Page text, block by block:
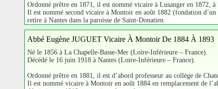
Ordonné prêtre en 1871, il est nommé vicaire à Lusanger en 1872,
Il est nommé second vicaire à Montoir en août 1882 (fondation
retire à Nantes dans la paroisse de Saint-Donatien
Abbé Eugène JUGUET Vicaire À Montoir De 1884 À 1893
Né le 1856 à La Chapelle-Basse-Mer (Loire-Inférieure – France).
Décédé le 16 juin 1918 à Nantes (Loire-Inférieure – France).
Ordonné prêtre en 1881, il est d’abord professeur au collège de
Il est nommé vicaire à Montoir en août 1884 en remplacement de